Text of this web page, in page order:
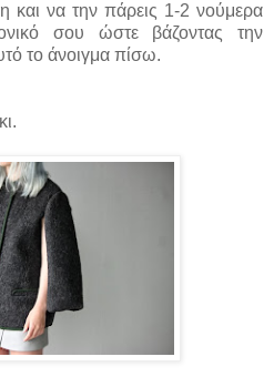
και να την πάρεις 1-2 νούμερα
σου ώστε βάζοντας την
το άνοιγμα πίσω.